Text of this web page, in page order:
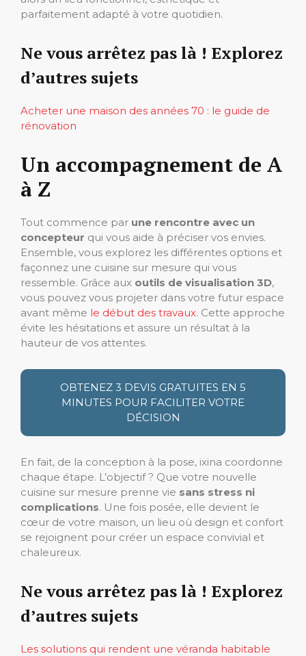
parfaitement adapté à votre quotidien.
Ne vous arrêtez pas là ! Explorez
d’autres sujets
Acheter une maison des années 70 : le guide de
rénovation
Un accompagnement de A
à Z
Tout commence par une rencontre avec un
concepteur qui vous aide à préciser vos envies.
Ensemble, vous explorez les différentes options et
façonnez une cuisine sur mesure qui vous
ressemble. Grâce aux outils de visualisation 3D,
vous pouvez vous projeter dans votre futur espace
avant même le début des travaux. Cette approche
évite les hésitations et assure un résultat à la
hauteur de vos attentes.
OBTENEZ 3 DEVIS GRATUITES EN 5
MINUTES POUR FACILITER VOTRE
DÉCISION
En fait, de la conception à la pose, ixina coordonne
chaque étape. L’objectif ? Que votre nouvelle
cuisine sur mesure prenne vie sans stress ni
complications. Une fois posée, elle devient le
cœur de votre maison, un lieu où design et confort
se rejoignent pour créer un espace convivial et
chaleureux.
Ne vous arrêtez pas là ! Explorez
d’autres sujets
Les solutions qui rendent une véranda habitable